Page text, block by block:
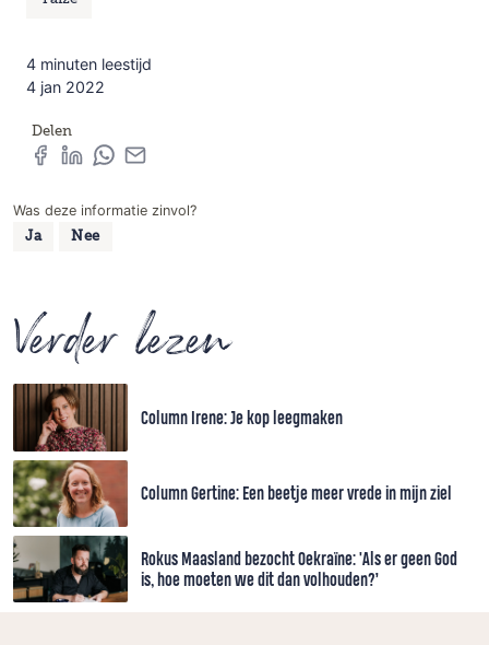
4 minuten leestijd
4 jan 2022
Delen
Was deze informatie zinvol?
Ja Nee
Verder lezen
Column Irene: Je kop leegmaken
Column Gertine: Een beetje meer vrede in mijn ziel
Rokus Maasland bezocht Oekraïne: 'Als er geen God
is, hoe moeten we dit dan volhouden?’